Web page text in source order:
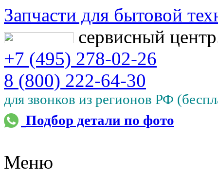
Запчасти для бытовой
сервисный
+7 (495) 278-02-26
8 (800) 222-64-30
для звонков из регионов РФ
Подбор детали по фото
Меню